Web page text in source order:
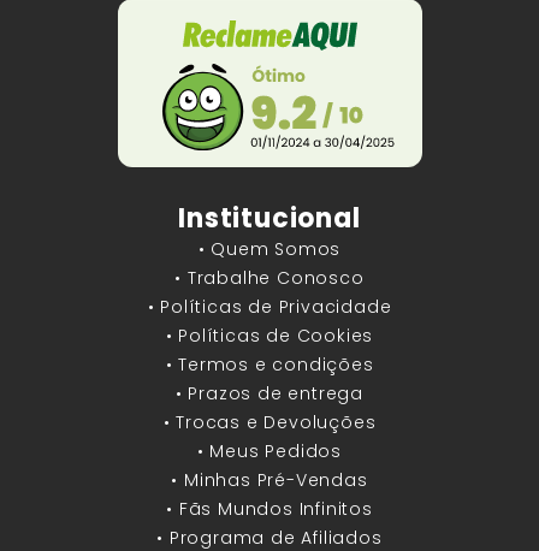
Institucional
• Quem Somos
• Trabalhe Conosco
• Políticas de Privacidade
• Políticas de Cookies
• Termos e condições
• Prazos de entrega
• Trocas e Devoluções
• Meus Pedidos
• Minhas Pré-Vendas
• Fãs Mundos Infinitos
• Programa de Afiliados